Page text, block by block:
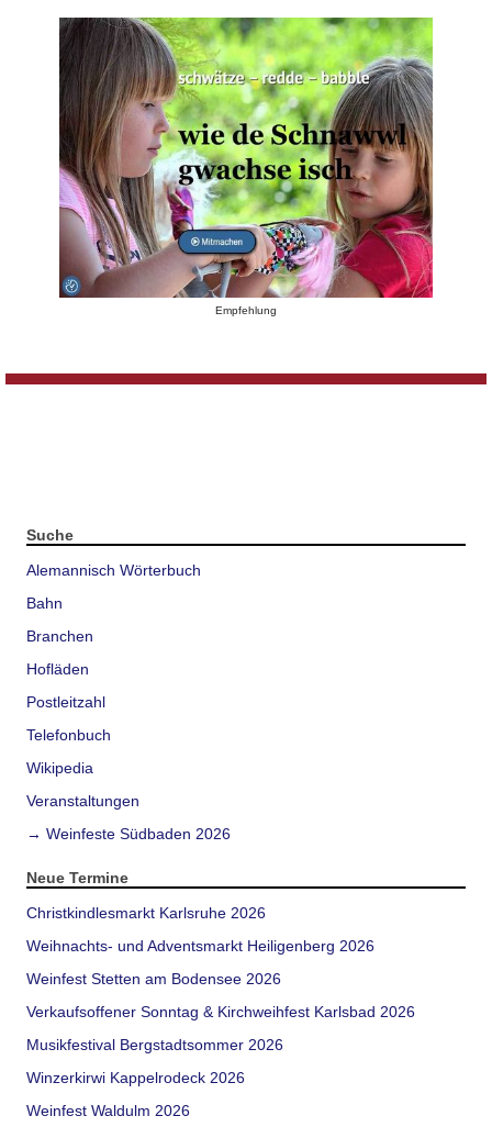
Empfehlung
Suche
Alemannisch Wörterbuch
Bahn
Branchen
Hofläden
Postleitzahl
Telefonbuch
Wikipedia
Veranstaltungen
→ Weinfeste Südbaden 2026
Neue Termine
Christkindlesmarkt Karlsruhe 2026
Weihnachts- und Adventsmarkt Heiligenberg 2026
Weinfest Stetten am Bodensee 2026
Verkaufsoffener Sonntag & Kirchweihfest Karlsbad 2026
Musikfestival Bergstadtsommer 2026
Winzerkirwi Kappelrodeck 2026
Weinfest Waldulm 2026